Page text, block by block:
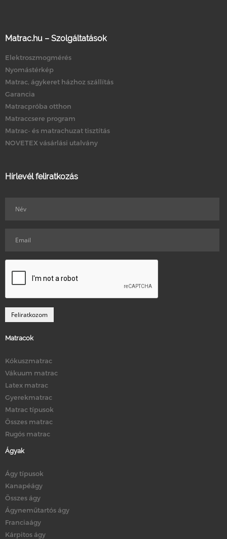
Matrac.hu – Szolgáltatások
Elektroszmogmérés
Nyomástérkép
Matrac, ágykeret házhoz szállítás
Garancia
Matracpróba otthon
Matraccsere program
Matrac- és matrachuzat tisztítás
NOVETEX vásárlási utalvány
Hírlevél feliratkozás
Matracok
Kókuszmatrac
Vákuum matrac
Latex matrac
Gyerekmatrac
Matrac típusok
Összes matrac
Rugós matrac
Ágyak
Ágy típusok
Kanapéágy
Összes ágy
Ágyneműtartós ágy
Franciaágy
Kárpitos ágy